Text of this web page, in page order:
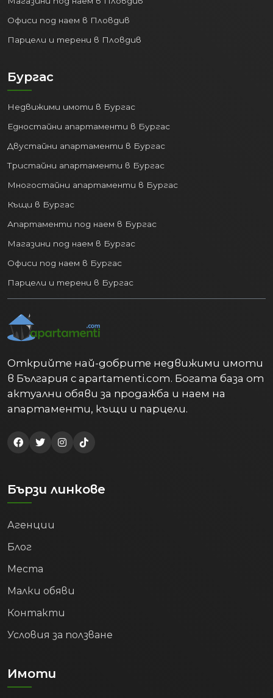
Офиси под наем в Пловдив
Парцели и терени в Пловдив
Бургас
Недвижими имоти в Бургас
Едностайни апартаменти в Бургас
Двустайни апартаменти в Бургас
Тристайни апартаменти в Бургас
Многостайни апартаменти в Бургас
Къщи в Бургас
Апартаменти под наем в Бургас
Магазини под наем в Бургас
Офиси под наем в Бургас
Парцели и терени в Бургас
Открийте най-добрите недвижими имоти
в България с apartamenti.com. Богата база от
актуални обяви за продажба и наем на
апартаменти, къщи и парцели.
Бързи линкове
Агенции
Блог
Места
Малки обяви
Контакти
Условия за ползване
Имоти